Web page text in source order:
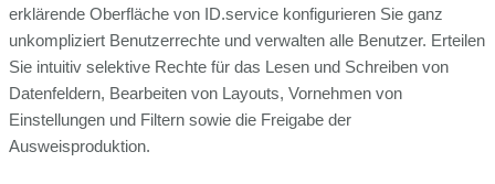
erklärende Oberfläche von ID.service konfigurieren Sie ganz
unkompliziert Benutzerrechte und verwalten alle Benutzer. Erteilen
Sie intuitiv selektive Rechte für das Lesen und Schreiben von
Datenfeldern, Bearbeiten von Layouts, Vornehmen von
Einstellungen und Filtern sowie die Freigabe der
Ausweisproduktion.